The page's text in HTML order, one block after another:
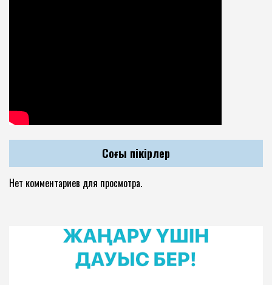
Соңғы пікірлер
Нет комментариев для просмотра.